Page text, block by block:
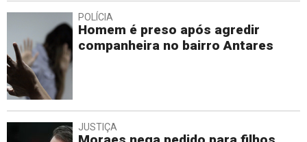
POLÍCIA
Homem é preso após agredir
companheira no bairro Antares
JUSTIÇA